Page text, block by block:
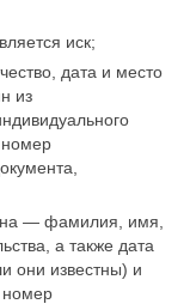
иск;
дата и место
из
номер
— фамилия, имя,
а также дата
они известны) и
номер